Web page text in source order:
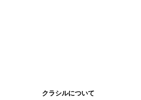
クラシルについて